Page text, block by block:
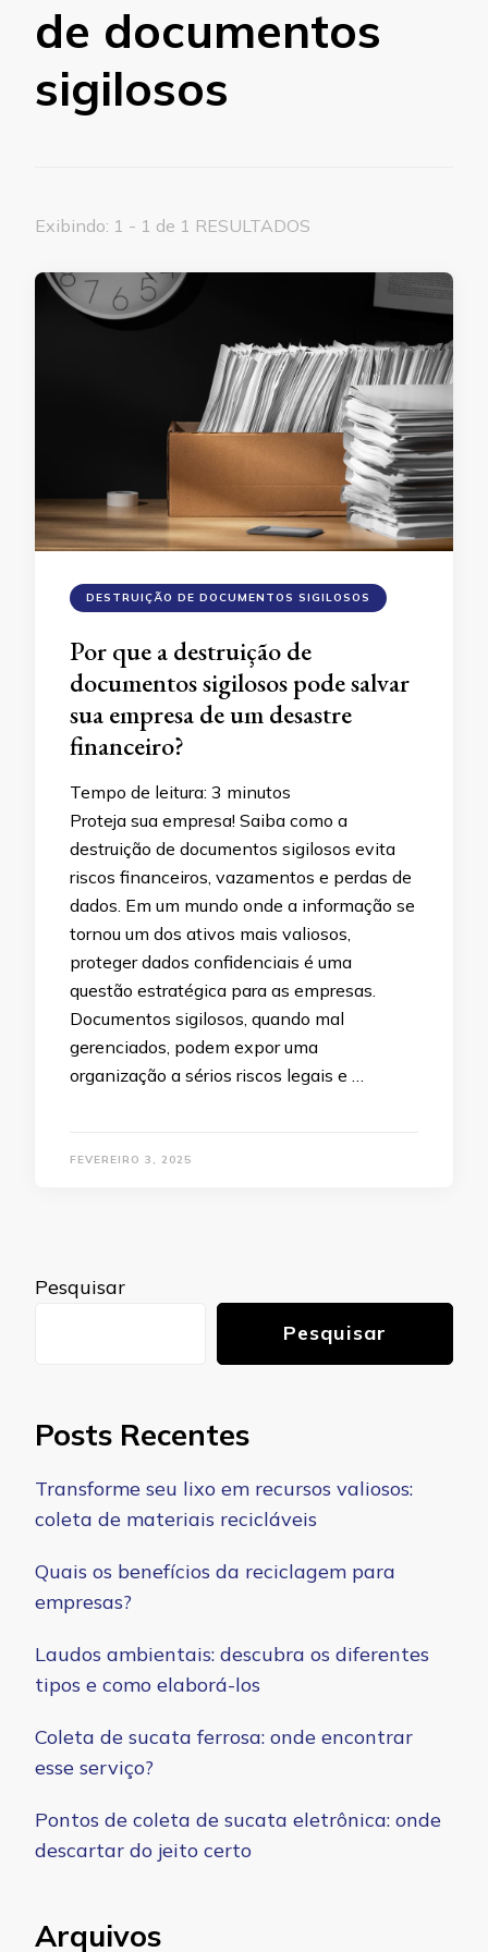
de documentos
sigilosos
Exibindo: 1 - 1 de 1 RESULTADOS
DESTRUIÇÃO DE DOCUMENTOS SIGILOSOS
Por que a destruição de
documentos sigilosos pode salvar
sua empresa de um desastre
financeiro?
Tempo de leitura: 3 minutos
Proteja sua empresa! Saiba como a
destruição de documentos sigilosos evita
riscos financeiros, vazamentos e perdas de
dados. Em um mundo onde a informação se
tornou um dos ativos mais valiosos,
proteger dados confidenciais é uma
questão estratégica para as empresas.
Documentos sigilosos, quando mal
gerenciados, podem expor uma
organização a sérios riscos legais e …
FEVEREIRO 3, 2025
Pesquisar
Pesquisar
Posts Recentes
Transforme seu lixo em recursos valiosos:
coleta de materiais recicláveis
Quais os benefícios da reciclagem para
empresas?
Laudos ambientais: descubra os diferentes
tipos e como elaborá-los
Coleta de sucata ferrosa: onde encontrar
esse serviço?
Pontos de coleta de sucata eletrônica: onde
descartar do jeito certo
Arquivos